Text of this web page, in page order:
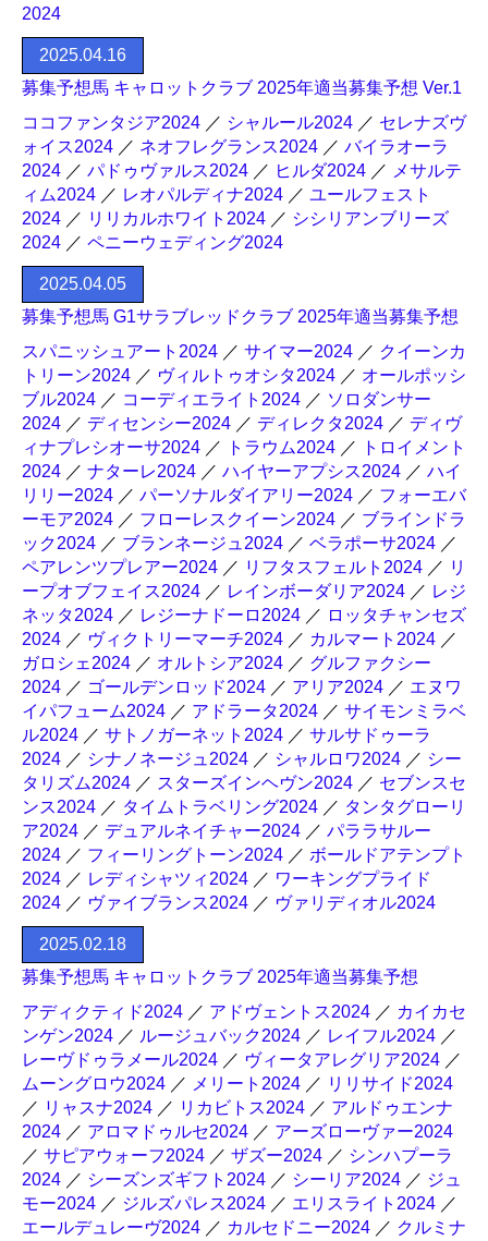
2024
2025.04.16
募集予想馬 キャロットクラブ 2025年適当募集予想 Ver.1
ココファンタジア2024 ／ シャルール2024 ／ セレナズヴ
ォイス2024 ／ ネオフレグランス2024 ／ バイラオーラ
2024 ／ パドゥヴァルス2024 ／ ヒルダ2024 ／ メサルテ
ィム2024 ／ レオパルディナ2024 ／ ユールフェスト
2024 ／ リリカルホワイト2024 ／ シシリアンブリーズ
2024 ／ ペニーウェディング2024
2025.04.05
募集予想馬 G1サラブレッドクラブ 2025年適当募集予想
スパニッシュアート2024 ／ サイマー2024 ／ クイーンカ
トリーン2024 ／ ヴィルトゥオシタ2024 ／ オールポッシ
ブル2024 ／ コーディエライト2024 ／ ソロダンサー
2024 ／ ディセンシー2024 ／ ディレクタ2024 ／ ディヴ
ィナプレシオーサ2024 ／ トラウム2024 ／
トロイメント
2024 ／ ナターレ2024 ／ ハイヤーアプシス2024 ／ ハイ
リリー2024 ／ パーソナルダイアリー2024 ／ フォーエバ
ーモア2024 ／ フローレスクイーン2024 ／ ブラインドラ
ック2024 ／ ブランネージュ2024 ／ ベラポーサ2024 ／
ペアレンツプレアー2024 ／ リフタスフェルト2024 ／ リ
ープオブフェイス2024 ／ レインボーダリア2024 ／ レジ
ネッタ2024 ／ レジーナドーロ2024 ／ ロッタチャンセズ
2024 ／ ヴィクトリーマーチ2024 ／ カルマート2024 ／
ガロシェ2024 ／ オルトシア2024 ／ グルファクシー
2024 ／ ゴールデンロッド2024 ／ アリア2024 ／ エヌワ
イパフューム2024 ／ アドラータ2024 ／ サイモンミラベ
ル2024 ／ サトノガーネット2024 ／ サルサドゥーラ
2024 ／ シナノネージュ2024 ／ シャルロワ2024 ／ シー
タリズム2024 ／ スターズインヘヴン2024 ／ セブンスセ
ンス2024 ／ タイムトラベリング2024 ／ タンタグローリ
ア2024 ／ デュアルネイチャー2024 ／ パララサルー
2024 ／ フィーリングトーン2024 ／ ボールドアテンプト
2024 ／ レディシャツィ2024 ／ ワーキングプライド
2024 ／ ヴァイブランス2024 ／ ヴァリディオル2024
2025.02.18
募集予想馬 キャロットクラブ 2025年適当募集予想
アディクティド2024 ／ アドヴェントス2024 ／ カイカセ
ンゲン2024 ／ ルージュバック2024 ／ レイフル2024 ／
レーヴドゥラメール2024 ／ ヴィータアレグリア2024 ／
ムーングロウ2024 ／ メリート2024 ／ リリサイド2024
／ リャスナ2024 ／ リカビトス2024 ／ アルドゥエンナ
2024 ／ アロマドゥルセ2024 ／ アーズローヴァー2024
／ サピアウォーフ2024 ／ ザズー2024 ／ シンハプーラ
2024 ／ シーズンズギフト2024 ／ シーリア2024 ／ ジュ
モー2024 ／ ジルズパレス2024 ／ エリスライト2024 ／
エールデュレーヴ2024 ／ カルセドニー2024 ／ クルミナ